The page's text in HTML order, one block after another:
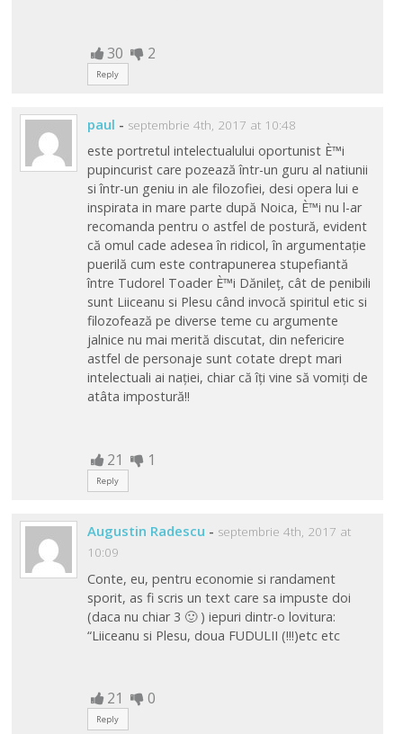
30 2
Reply
paul - septembrie 4th, 2017 at 10:48
este portretul intelectualului oportunist È™i
pupincurist care pozează într-un guru al natiunii
si într-un geniu in ale filozofiei, desi opera lui e
inspirata in mare parte după Noica, È™i nu l-ar
recomanda pentru o astfel de postură, evident
că omul cade adesea în ridicol, în argumentație
puerilă cum este contrapunerea stupefiantă
între Tudorel Toader È™i Dănileț, cât de penibili
sunt Liiceanu si Plesu când invocă spiritul etic si
filozofează pe diverse teme cu argumente
jalnice nu mai merită discutat, din nefericire
astfel de personaje sunt cotate drept mari
intelectuali ai nației, chiar că îți vine să vomiți de
atâta impostură!!
21 1
Reply
Augustin Radescu - septembrie 4th, 2017 at
10:09
Conte, eu, pentru economie si randament
sporit, as fi scris un text care sa impuste doi
(daca nu chiar 3 🙂 ) iepuri dintr-o lovitura:
“Liiceanu si Plesu, doua FUDULII (!!!)etc etc
21 0
Reply